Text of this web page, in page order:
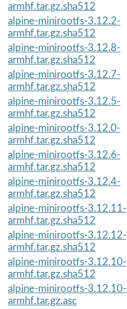
armhf.tar.gz.sha512
alpine-minirootfs-3.12.2-
armhf.tar.gz.sha512
alpine-minirootfs-3.12.8-
armhf.tar.gz.sha512
alpine-minirootfs-3.12.7-
armhf.tar.gz.sha512
alpine-minirootfs-3.12.5-
armhf.tar.gz.sha512
alpine-minirootfs-3.12.0-
armhf.tar.gz.sha512
alpine-minirootfs-3.12.6-
armhf.tar.gz.sha512
alpine-minirootfs-3.12.4-
armhf.tar.gz.sha512
alpine-minirootfs-3.12.11-
armhf.tar.gz.sha512
alpine-minirootfs-3.12.12-
armhf.tar.gz.sha512
alpine-minirootfs-3.12.10-
armhf.tar.gz.sha512
alpine-minirootfs-3.12.10-
armhf.tar.gz.asc